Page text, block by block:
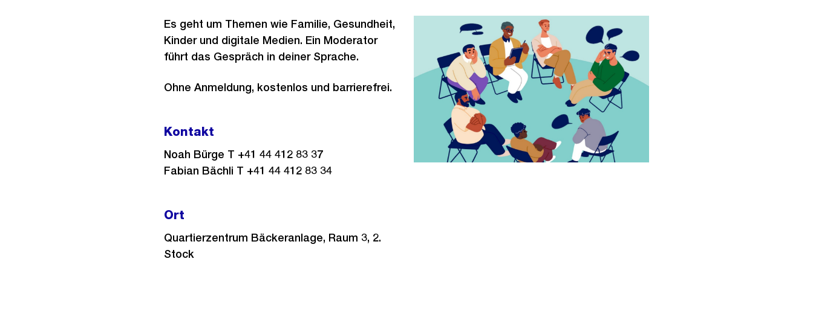
Es geht um Themen wie Familie, Gesundheit,
Kinder und digitale Medien. Ein Moderator
führt das Gespräch in deiner Sprache.
Ohne Anmeldung, kostenlos und barrierefrei.
Kontakt
Noah Bürge T +41 44 412 83 37
Fabian Bächli T +41 44 412 83 34
Ort
Quartierzentrum Bäckeranlage, Raum 3, 2.
Stock